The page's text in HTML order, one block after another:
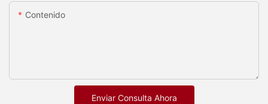
Contenido
Enviar Consulta Ahora